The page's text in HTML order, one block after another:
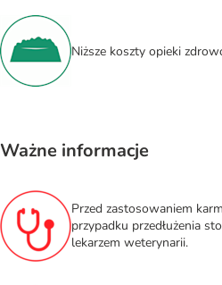
Niższe koszty opieki
Ważne informacje
Przed zastosowaniem
przypadku przedłużenia
lekarzem weterynarii.